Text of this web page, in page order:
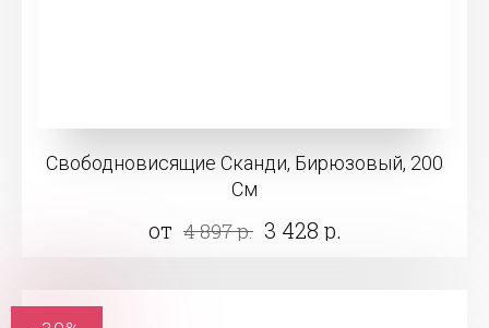
Свободновисящие Сканди, Бирюзовый, 200
См
от 4 897 р. 3 428 р.